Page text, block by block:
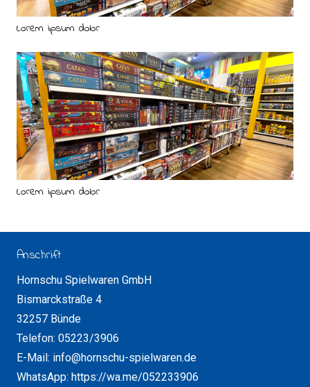
Lorem ipsum dolor
Lorem ipsum dolor
Anschrift
Hornschu Spielwaren GmbH
Bismarckstraße 4
32257 Bünde
Telefon: 05223/3906
E-Mail: info@hornschu-spielwaren.de
WhatsApp: https://wa.me/052233906